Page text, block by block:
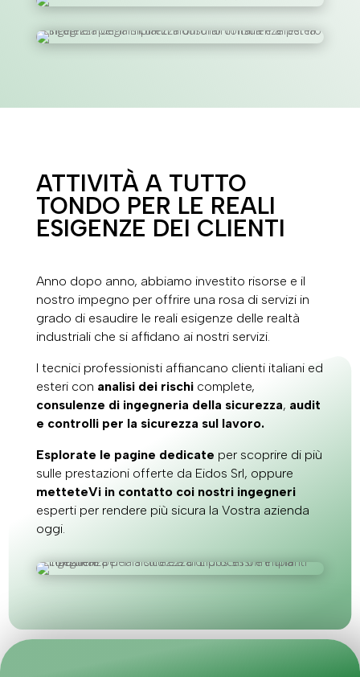
ATTIVITÀ A TUTTO
TONDO PER LE REALI
ESIGENZE DEI CLIENTI
Anno dopo anno, abbiamo investito risorse e il
nostro impegno per offrire una rosa di servizi in
grado di esaudire le reali esigenze delle realtà
industriali che si affidano ai nostri servizi.
I tecnici professionisti affiancano clienti italiani ed
esteri con analisi dei rischicomplete,
consulenze di ingegneria della sicurezza, audit
e controlli per la sicurezza sul lavoro.
Esplorate le pagine dedicate per scoprire di più
sulle prestazioni offerte da Eidos Srl, oppure
metteteVi in contatto coi nostri ingegneri
esperti per rendere più sicura la Vostra azienda
oggi.